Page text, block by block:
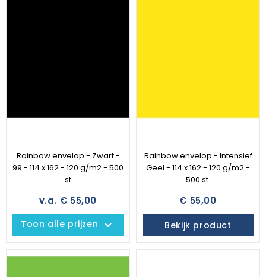
Rainbow envelop - Zwart -
99 - 114 x 162 - 120 g/m2 - 500
st
v.a. € 55,00
Toon alle prijzen keyboard_arrow_down
Rainbow envelop - Intensief
Geel - 114 x 162 - 120 g/m2 -
500 st.
€ 55,00
Bekijk product